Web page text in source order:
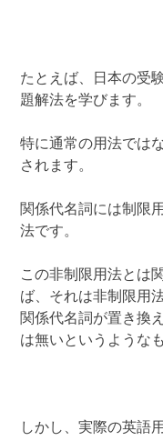
たとえば、日本の受
題解法を学びます。
特に通常の用法では
されます。
関係代名詞には制限
法です。
この非制限用法とは
ば、それは非制限用
関係代名詞が置き換
は無いというような
しかし、実際の英語